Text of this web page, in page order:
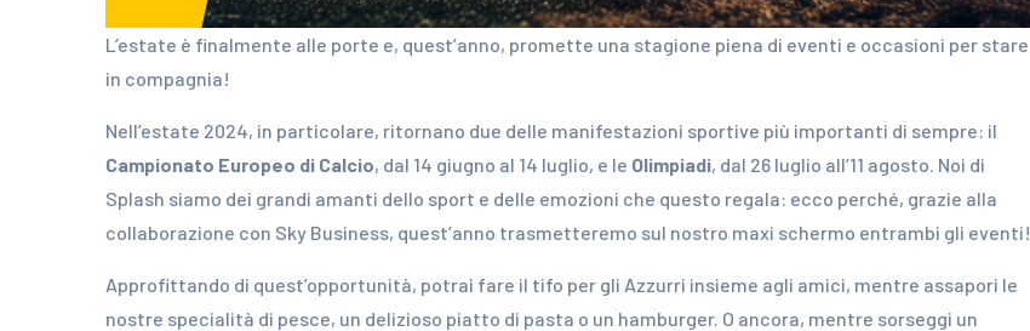
L’estate è finalmente alle porte e, quest’anno, promette una stagione piena di eventi e occasioni per stare
in compagnia!
Nell’estate 2024, in particolare, ritornano due delle manifestazioni sportive più importanti di sempre: il
Campionato Europeo di Calcio, dal 14 giugno al 14 luglio, e le Olimpiadi, dal 26 luglio all’11 agosto. Noi di
Splash siamo dei grandi amanti dello sport e delle emozioni che questo regala: ecco perché, grazie alla
collaborazione con Sky Business, quest’anno trasmetteremo sul nostro maxi schermo entrambi gli eventi!
Approfittando di quest’opportunità, potrai fare il tifo per gli Azzurri insieme agli amici, mentre assapori le
nostre specialità di pesce, un delizioso piatto di pasta o un hamburger. O ancora, mentre sorseggi un